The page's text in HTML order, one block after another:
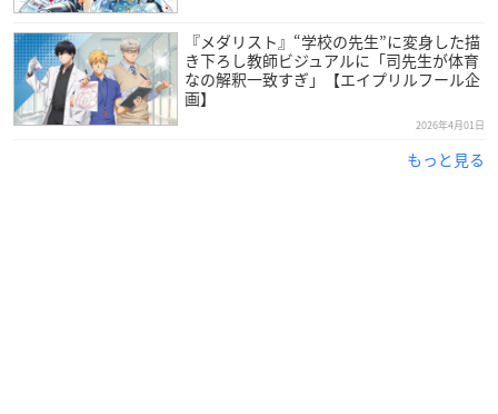
『メダリスト』“学校の先生”に変身した描
き下ろし教師ビジュアルに「司先生が体育
なの解釈一致すぎ」【エイプリルフール企
画】
2026年4月01日
もっと見る